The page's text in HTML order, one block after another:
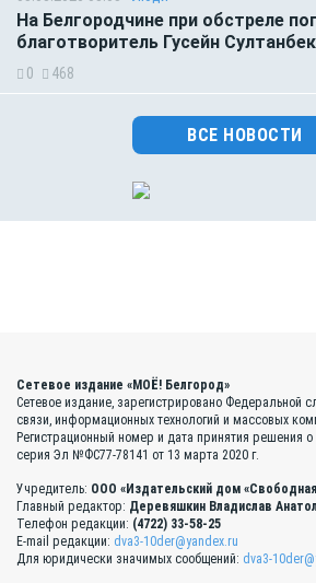
На Белгородчине при обстреле
благотворитель Гусейн
0 468
ВСЕ НОВОСТИ
Сетевое издание «МОЁ! Белгород»
Сетевое издание, зарегистрировано Федеральной
связи, информационных технологий и массовых
Регистрационный номер и дата принятия решения о
серия Эл №ФС77-78141 от 13 марта 2020 г.
Учредитель: ООО «Издательский дом
Главный редактор: Деревяшкин Владислав
Телефон редакции: (4722) 33-58-25
E-mail редакции: dva3-10der@yandex.ru
Для юридически значимых сообщений: dva3-